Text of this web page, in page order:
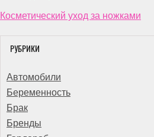
Косметический уход за ножками
РУБРИКИ
Автомобили
Беременность
Брак
Бренды